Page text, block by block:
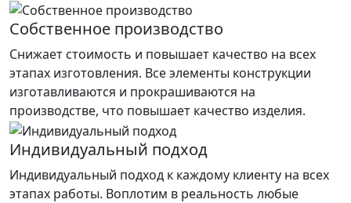
Собственное производство
Снижает стоимость и повышает качество на всех
этапах изготовления. Все элементы конструкции
изготавливаются и прокрашиваются на
производстве, что повышает качество изделия.
Индивидуальный подход
Индивидуальный подход к каждому клиенту на всех
этапах работы. Воплотим в реальность любые